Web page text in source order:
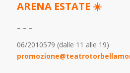
ARENA ESTATE ☀️
– – –
06/2010579 (dalle 11 alle 19)